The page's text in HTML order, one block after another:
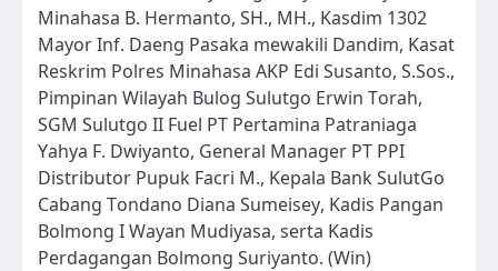
Minahasa B. Hermanto, SH., MH., Kasdim 1302
Mayor Inf. Daeng Pasaka mewakili Dandim, Kasat
Reskrim Polres Minahasa AKP Edi Susanto, S.Sos.,
Pimpinan Wilayah Bulog Sulutgo Erwin Torah,
SGM Sulutgo II Fuel PT Pertamina Patraniaga
Yahya F. Dwiyanto, General Manager PT PPI
Distributor Pupuk Facri M., Kepala Bank SulutGo
Cabang Tondano Diana Sumeisey, Kadis Pangan
Bolmong I Wayan Mudiyasa, serta Kadis
Perdagangan Bolmong Suriyanto. (Win)